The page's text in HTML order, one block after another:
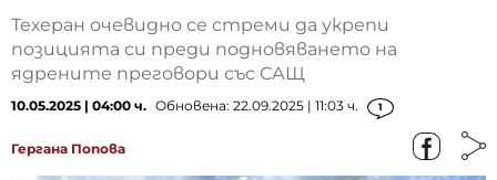
Техеран очевидно се стреми да укрепи
позицията си преди подновяването на
ядрените преговори със САЩ
10.05.2025 | 04:00 ч. Обновена: 22.09.2025 | 11:03 ч. 1
Гергана Попова